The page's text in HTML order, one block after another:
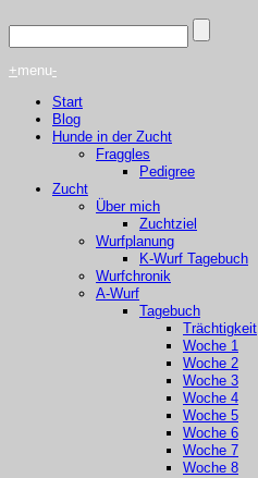
+menu-
Start
Blog
Hunde in der Zucht
Fraggles
Pedigree
Zucht
Über mich
Zuchtziel
Wurfplanung
K-Wurf Tagebuch
Wurfchronik
A-Wurf
Tagebuch
Trächtigkeit
Woche 1
Woche 2
Woche 3
Woche 4
Woche 5
Woche 6
Woche 7
Woche 8